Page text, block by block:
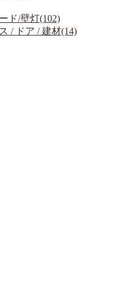
ド/壁灯(102)
/ ドア / 建材(14)